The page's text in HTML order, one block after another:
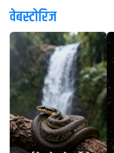
वेबस्टोरिज